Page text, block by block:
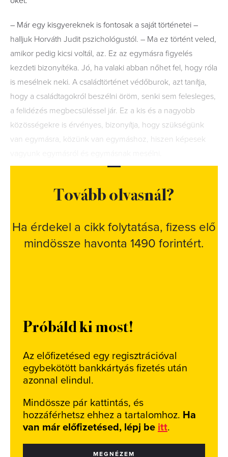
– Már egy kisgyereknek is fontosak a saját történetei –
halljuk Horváth Judit pszichológustól. – Ma ez történt veled,
amikor pedig kicsi voltál, az. Ez az egymásra figyelés
kezdeti bizonyítéka. Jó, ha valaki abban nőhet fel, hogy róla
is mesélnek neki. A családtörténet védőburok, azt tanítja,
hogy a családtagokról beszélni öröm, senki sem felesleges,
a felidézés megbecsüléssel jár. Ez a kis és a nagyobb
közösségekre is érvényes, bizonyítja, hogy szükségünk
van egymásra, közünk van egymáshoz, hiszen képesek
Tovább olvasnál?
Ha érdekel a cikk folytatása, fizess elő
mindössze havonta 1490 forintért.
Próbáld ki most!
Az előfizetésed egy regisztrációval
egybekötött bankkártyás fizetés után
azonnal elindul.
Mindössze pár kattintás, és
hozzáférhetsz ehhez a tartalomhoz. Ha
van már előfizetésed, lépj be itt.
MEGNÉZEM